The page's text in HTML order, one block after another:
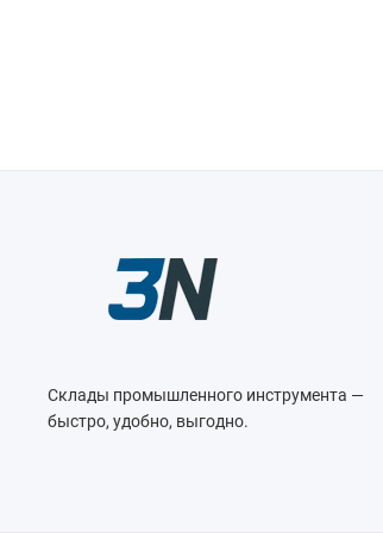
Склады промышленного инструмента —
быстро, удобно, выгодно.